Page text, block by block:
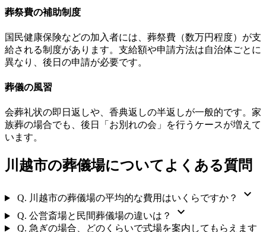
葬祭費の補助制度
国民健康保険などの加入者には、葬祭費（数万円程度）が支
給される制度があります。支給額や申請方法は自治体ごとに
異なり、後日の申請が必要です。
葬儀の風習
会葬礼状の即日返しや、香典返しの半返しが一般的です。家
族葬の場合でも、後日「お別れの会」を行うケースが増えて
います。
川越市の葬儀場についてよくある質問
Q. 川越市の葬儀場の平均的な費用はいくらですか？ expand_more
Q. 公営斎場と民間葬儀場の違いは？ expand_more
Q. 急ぎの場合、どのくらいで式場を案内してもらえます